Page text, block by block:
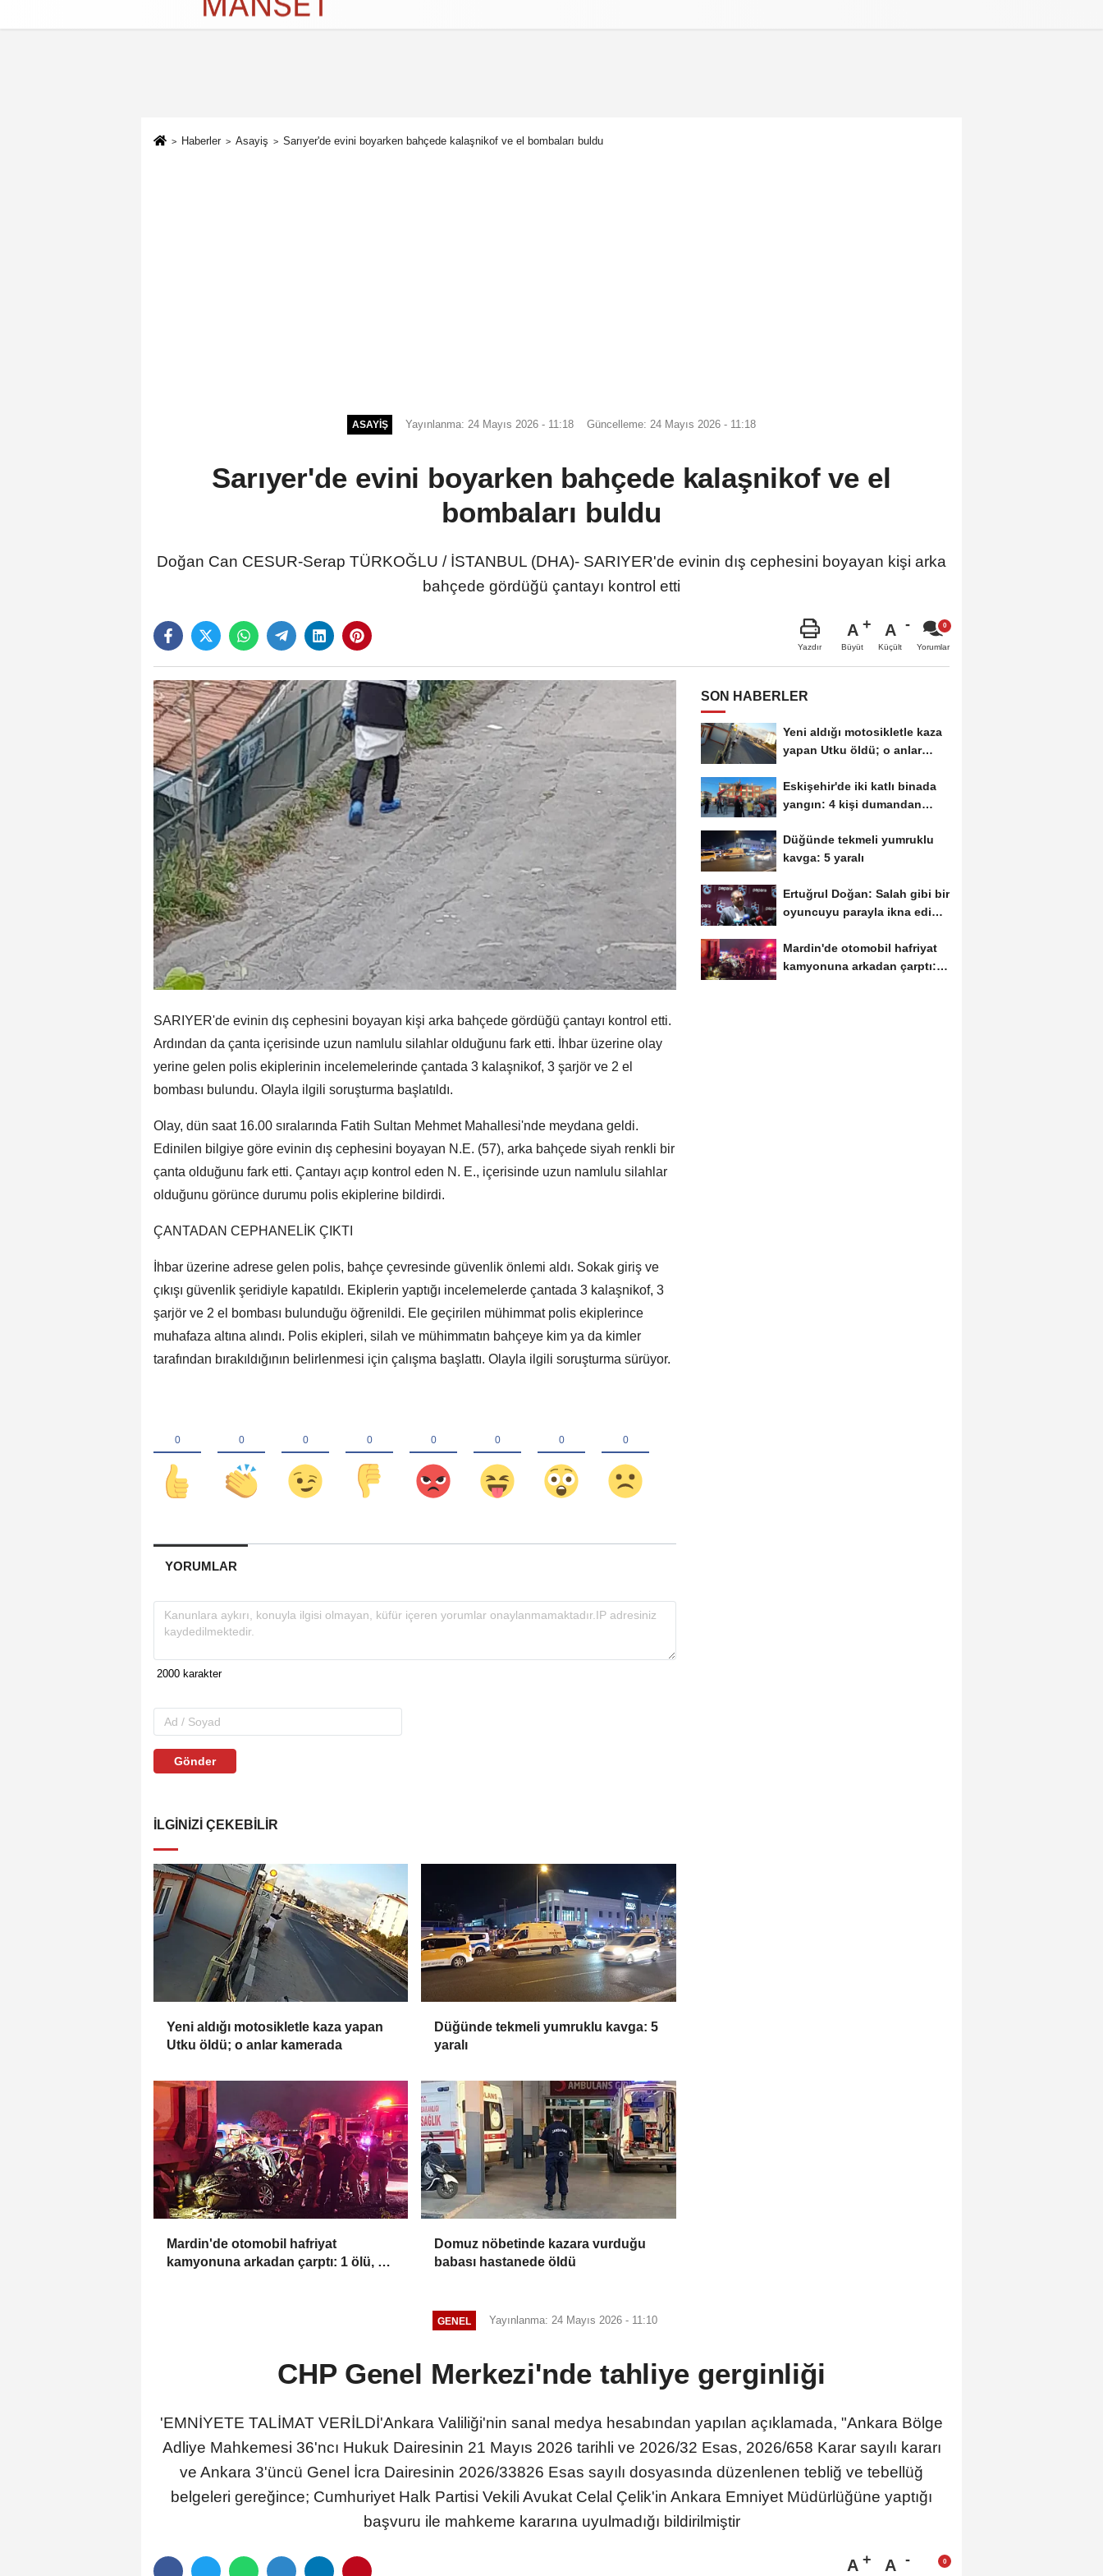
İletişim Çerez Politikası
Haberler Asayiş Sarıyer'de evini boyarken bahçede kalaşnikof ve el bombaları buldu
ASAYIŞ Yayınlanma: 24 Mayıs 2026 - 11:18 Güncelleme: 24 Mayıs 2026 - 11:18
Sarıyer'de evini boyarken bahçede kalaşnikof ve el
bombaları buldu
Doğan Can CESUR-Serap TÜRKOĞLU / İSTANBUL (DHA)- SARIYER'de evinin dış cephesini boyayan kişi arka
bahçede gördüğü çantayı kontrol etti
Yazdır
A
Büyüt
A
Küçült Yorumlar
SARIYER'de evinin dış cephesini boyayan kişi arka bahçede gördüğü çantayı kontrol etti.
Ardından da çanta içerisinde uzun namlulu silahlar olduğunu fark etti. İhbar üzerine olay
yerine gelen polis ekiplerinin incelemelerinde çantada 3 kalaşnikof, 3 şarjör ve 2 el
bombası bulundu. Olayla ilgili soruşturma başlatıldı.
Olay, dün saat 16.00 sıralarında Fatih Sultan Mehmet Mahallesi'nde meydana geldi.
Edinilen bilgiye göre evinin dış cephesini boyayan N.E. (57), arka bahçede siyah renkli bir
çanta olduğunu fark etti. Çantayı açıp kontrol eden N. E., içerisinde uzun namlulu silahlar
olduğunu görünce durumu polis ekiplerine bildirdi.
ÇANTADAN CEPHANELİK ÇIKTI
İhbar üzerine adrese gelen polis, bahçe çevresinde güvenlik önlemi aldı. Sokak giriş ve
çıkışı güvenlik şeridiyle kapatıldı. Ekiplerin yaptığı incelemelerde çantada 3 kalaşnikof, 3
şarjör ve 2 el bombası bulunduğu öğrenildi. Ele geçirilen mühimmat polis ekiplerince
muhafaza altına alındı. Polis ekipleri, silah ve mühimmatın bahçeye kim ya da kimler
tarafından bırakıldığının belirlenmesi için çalışma başlattı. Olayla ilgili soruşturma sürüyor.
YORUMLAR
Gönder
İLGINIZI ÇEKEBILIR
Yeni aldığı motosikletle kaza yapan
Utku öldü; o anlar kamerada
Düğünde tekmeli yumruklu kavga: 5
yaralı
Mardin'de otomobil hafriyat
kamyonuna arkadan çarptı: 1 ölü, 2
Domuz nöbetinde kazara vurduğu
babası hastanede öldü
SON HABERLER
Yeni aldığı motosikletle kaza
yapan Utku öldü; o anlar
Eskişehir'de iki katlı binada
yangın: 4 kişi dumandan
Düğünde tekmeli yumruklu
kavga: 5 yaralı
Ertuğrul Doğan: Salah gibi bir
oyuncuyu parayla ikna edip
Mardin'de otomobil hafriyat
kamyonuna arkadan çarptı: 1
GENEL Yayınlanma: 24 Mayıs 2026 - 11:10
CHP Genel Merkezi'nde tahliye gerginliği
'EMNİYETE TALİMAT VERİLDİ'Ankara Valiliği'nin sanal medya hesabından yapılan açıklamada, "Ankara Bölge
Adliye Mahkemesi 36'ncı Hukuk Dairesinin 21 Mayıs 2026 tarihli ve 2026/32 Esas, 2026/658 Karar sayılı kararı
ve Ankara 3'üncü Genel İcra Dairesinin 2026/33826 Esas sayılı dosyasında düzenlenen tebliğ ve tebellüğ
belgeleri gereğince; Cumhuriyet Halk Partisi Vekili Avukat Celal Çelik'in Ankara Emniyet Müdürlüğüne yaptığı
başvuru ile mahkeme kararına uyulmadığı bildirilmiştir
A A